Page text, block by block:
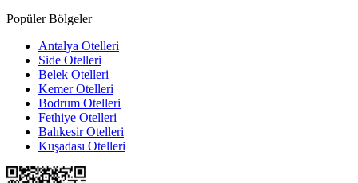
Popüler Bölgeler
Antalya Otelleri
Side Otelleri
Belek Otelleri
Kemer Otelleri
Bodrum Otelleri
Fethiye Otelleri
Balıkesir Otelleri
Kuşadası Otelleri